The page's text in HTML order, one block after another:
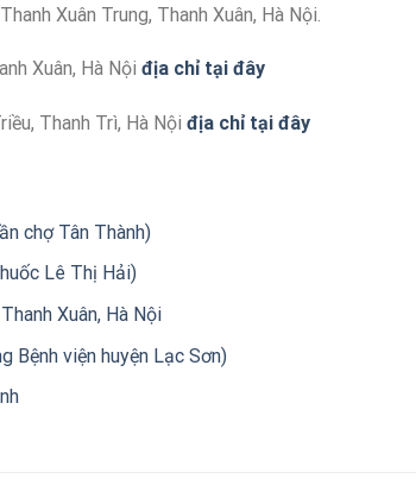
Xuân Trung, Thanh Xuân, Hà Nội.
Xuân, Hà Nội địa chỉ tại đây
Thanh Trì, Hà Nội địa chỉ tại đây
chợ Tân Thành)
Lê Thị Hải)
Xuân, Hà Nội
Bệnh viện huyện Lạc Sơn)